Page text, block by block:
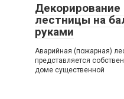
лестницы на
руками
Аварийная (пожарная)
представляется
доме существенной